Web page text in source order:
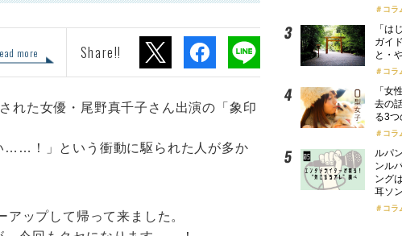
more Share!!
れた女優・尾野真千子さん出演の「象印
……！」という衝動に駆られた人が多か
アップして帰って来ました。
コラ
「は
ガイ
と・
コラ
「女
去の
る3つ
コラ
ルパ
ンル
ング
耳ソ
コラ